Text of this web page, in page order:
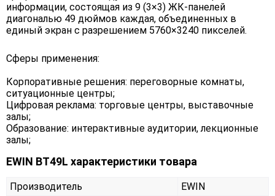
информации, состоящая из 9 (3×3) ЖК-панелей
диагональю 49 дюймов каждая, объединенных в
единый экран с разрешением 5760×3240 пикселей.
Сферы применения:
Корпоративные решения: переговорные комнаты,
ситуационные центры;
Цифровая реклама: торговые центры, выставочные
залы;
Образование: интерактивные аудитории, лекционные
залы;
EWIN BT49L характеристики товара
Производитель
EWIN